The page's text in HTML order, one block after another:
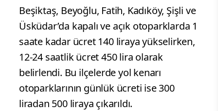
Beşiktaş, Beyoğlu, Fatih, Kadıköy, Şişli ve
Üsküdar’da kapalı ve açık otoparklarda 1
saate kadar ücret 140 liraya yükselirken,
12-24 saatlik ücret 450 lira olarak
belirlendi. Bu ilçelerde yol kenarı
otoparklarının günlük ücreti ise 300
liradan 500 liraya çıkarıldı.